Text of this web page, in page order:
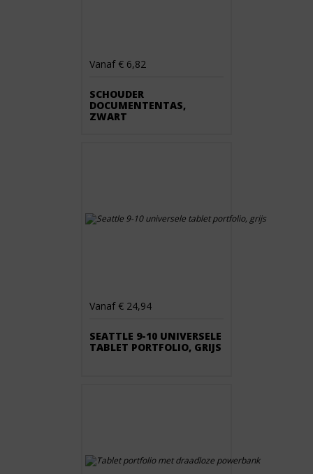
Vanaf € 6,82
SCHOUDER
DOCUMENTENTAS,
ZWART
Vanaf € 24,94
SEATTLE 9-10 UNIVERSELE
TABLET PORTFOLIO, GRIJS